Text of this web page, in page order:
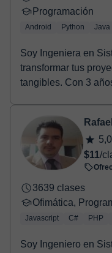
Programación
Android Python Java
Soy Ingeniera en
transformar tus
tangibles. Con 3
Rafael
5,0
$11/
3639 clases
Ofimática,
Javascript C# PHP
Soy Ingeniero en